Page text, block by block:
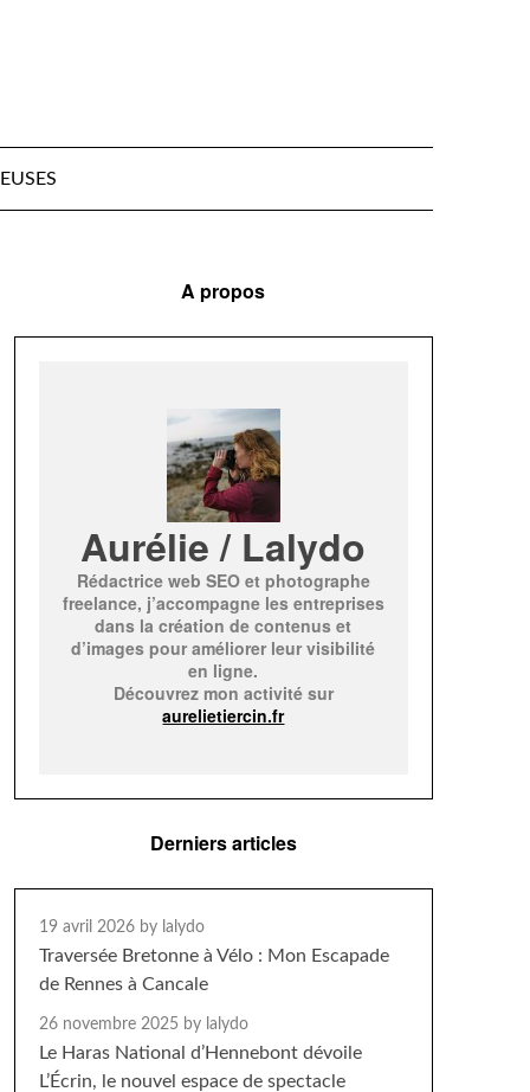
A propos
Aurélie / Lalydo
Rédactrice web SEO et photographe
freelance, j’accompagne les entreprises
dans la création de contenus et
d’images pour améliorer leur visibilité
en ligne.
Découvrez mon activité sur
aurelietiercin.fr
Derniers articles
19 avril 2026 by lalydo
Traversée Bretonne à Vélo : Mon Escapade
de Rennes à Cancale
26 novembre 2025 by lalydo
Le Haras National d’Hennebont dévoile
L’Écrin, le nouvel espace de spectacle